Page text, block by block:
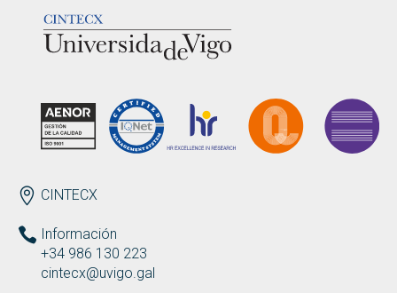
ENDEREZO ES
CINTECX
Información
+34 986 130 223
cintecx@uvigo.gal